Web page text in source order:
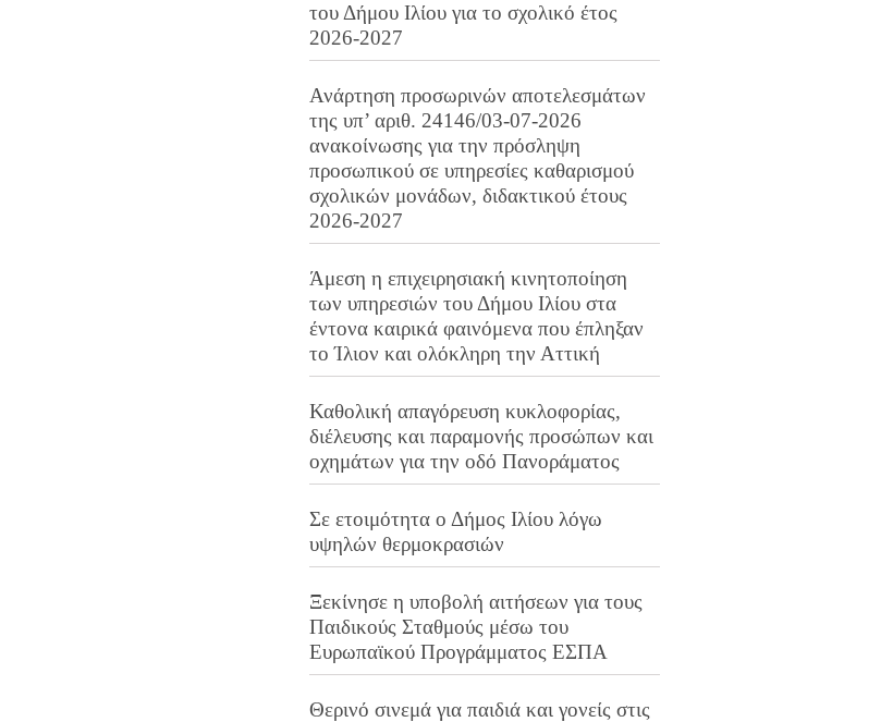
του Δήμου Ιλίου για το σχολικό έτος
2026-2027
Ανάρτηση προσωρινών αποτελεσμάτων
της υπ’ αριθ. 24146/03-07-2026
ανακοίνωσης για την πρόσληψη
προσωπικού σε υπηρεσίες καθαρισμού
σχολικών μονάδων, διδακτικού έτους
2026-2027
Άμεση η επιχειρησιακή κινητοποίηση
των υπηρεσιών του Δήμου Ιλίου στα
έντονα καιρικά φαινόμενα που έπληξαν
το Ίλιον και ολόκληρη την Αττική
Καθολική απαγόρευση κυκλοφορίας,
διέλευσης και παραμονής προσώπων και
οχημάτων για την οδό Πανοράματος
Σε ετοιμότητα ο Δήμος Ιλίου λόγω
υψηλών θερμοκρασιών
Ξεκίνησε η υποβολή αιτήσεων για τους
Παιδικούς Σταθμούς μέσω του
Ευρωπαϊκού Προγράμματος ΕΣΠΑ
Θερινό σινεμά για παιδιά και γονείς στις